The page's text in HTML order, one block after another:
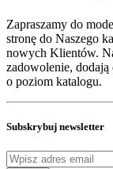
Zapraszamy do
stronę do Naszego
nowych Klientów.
zadowolenie, dodają
o poziom katalogu.
Subskrybuj newsletter